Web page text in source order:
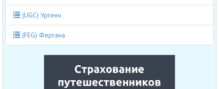
(UGC) Ургенч
(FEG) Фергана